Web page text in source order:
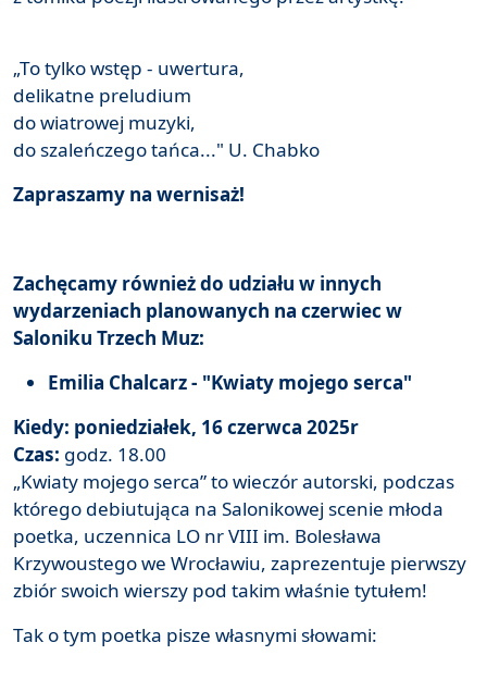
„To tylko wstęp - uwertura,
delikatne preludium
do wiatrowej muzyki,
do szaleńczego tańca..." U. Chabko
Zapraszamy na wernisaż!
Zachęcamy również do udziału w innych
wydarzeniach planowanych na czerwiec w
Saloniku Trzech Muz:
Emilia Chalcarz - "Kwiaty mojego serca"
Kiedy: poniedziałek, 16 czerwca 2025r
Czas: godz. 18.00
„Kwiaty mojego serca” to wieczór autorski, podczas
którego debiutująca na Salonikowej scenie młoda
poetka, uczennica LO nr VIII im. Bolesława
Krzywoustego we Wrocławiu, zaprezentuje pierwszy
zbiór swoich wierszy pod takim właśnie tytułem!
Tak o tym poetka pisze własnymi słowami: